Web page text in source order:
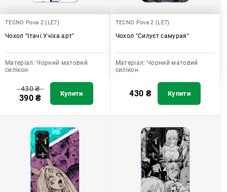
TECNO Pova 2 (LE7)
Чохол "Ітачі Учіха арт"
Матеріал: Чорний матовий
силікон
430₴
390₴ Купити
TECNO Pova 2 (LE7)
Чохол "Силуєт самурая"
Матеріал: Чорний матовий
силікон
430 ₴ Купити